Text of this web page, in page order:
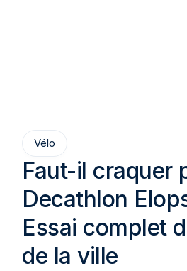
Vélo
Faut-il craquer
Decathlon
Essai complet
de la ville